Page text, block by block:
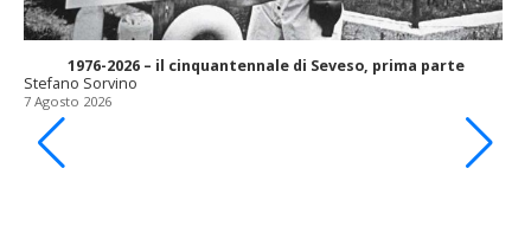
1976-2026 – il cinquantennale di Seveso, prima parte
Stefano Sorvino
7 Agosto 2026